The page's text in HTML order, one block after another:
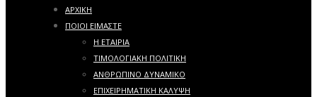
ΑΡΧΙΚΗ
ΠΟΙΟΙ ΕΙΜΑΣΤΕ
Η ΕΤΑΙΡΙΑ
ΤΙΜΟΛΟΓΙΑΚΗ ΠΟΛΙΤΙΚΗ
ΑΝΘΡΩΠΙΝΟ ΔΥΝΑΜΙΚΟ
ΕΠΙΧΕΙΡΗΜΑΤΙΚΗ ΚΑΛΥΨΗ